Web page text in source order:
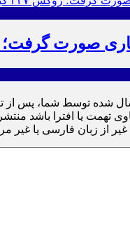
روکش ۴۴۷ کیلومتر از
شده توسط شما، پس از
تهمت یا افترا باشد
غیر از زبان فارسی یا غیر